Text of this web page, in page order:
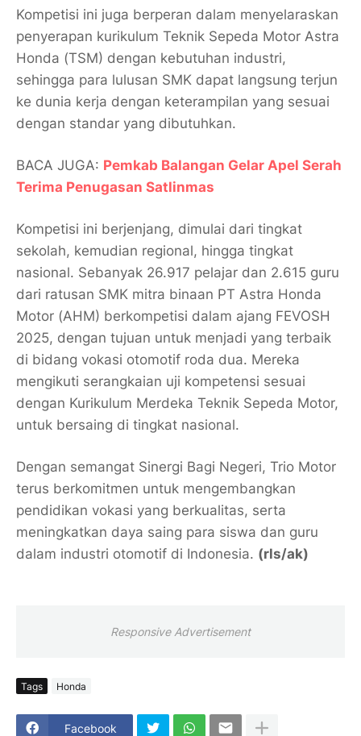
Kompetisi ini juga berperan dalam menyelaraskan
penyerapan kurikulum Teknik Sepeda Motor Astra
Honda (TSM) dengan kebutuhan industri,
sehingga para lulusan SMK dapat langsung terjun
ke dunia kerja dengan keterampilan yang sesuai
dengan standar yang dibutuhkan.
BACA JUGA: Pemkab Balangan Gelar Apel Serah
Terima Penugasan Satlinmas
Kompetisi ini berjenjang, dimulai dari tingkat
sekolah, kemudian regional, hingga tingkat
nasional. Sebanyak 26.917 pelajar dan 2.615 guru
dari ratusan SMK mitra binaan PT Astra Honda
Motor (AHM) berkompetisi dalam ajang FEVOSH
2025, dengan tujuan untuk menjadi yang terbaik
di bidang vokasi otomotif roda dua. Mereka
mengikuti serangkaian uji kompetensi sesuai
dengan Kurikulum Merdeka Teknik Sepeda Motor,
untuk bersaing di tingkat nasional.
Dengan semangat Sinergi Bagi Negeri, Trio Motor
terus berkomitmen untuk mengembangkan
pendidikan vokasi yang berkualitas, serta
meningkatkan daya saing para siswa dan guru
dalam industri otomotif di Indonesia. (rls/ak)
Responsive Advertisement
Tags Honda
Facebook